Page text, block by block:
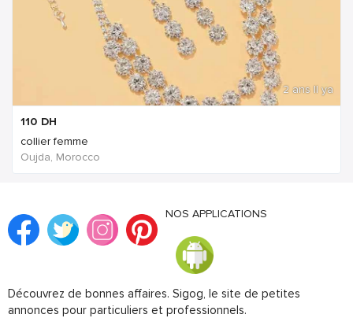
2 ans Il ya
110 DH
collier femme
Oujda, Morocco
NOS APPLICATIONS
Découvrez de bonnes affaires. Sigog, le site de petites
annonces pour particuliers et professionnels.